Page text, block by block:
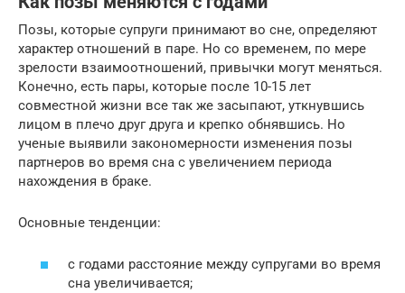
Позы, которые супруги принимают во сне, определяют
характер отношений в паре. Но со временем, по мере
зрелости взаимоотношений, привычки могут меняться.
Конечно, есть пары, которые после 10-15 лет
совместной жизни все так же засыпают, уткнувшись
лицом в плечо друг друга и крепко обнявшись. Но
ученые выявили закономерности изменения позы
партнеров во время сна с увеличением периода
нахождения в браке.
Основные тенденции:
с годами расстояние между супругами во время
сна увеличивается;